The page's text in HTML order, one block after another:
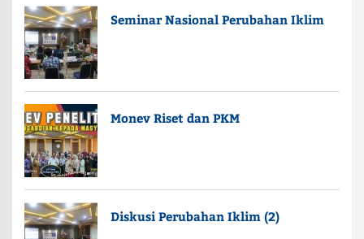
Seminar Nasional Perubahan Iklim
Monev Riset dan PKM
Diskusi Perubahan Iklim (2)